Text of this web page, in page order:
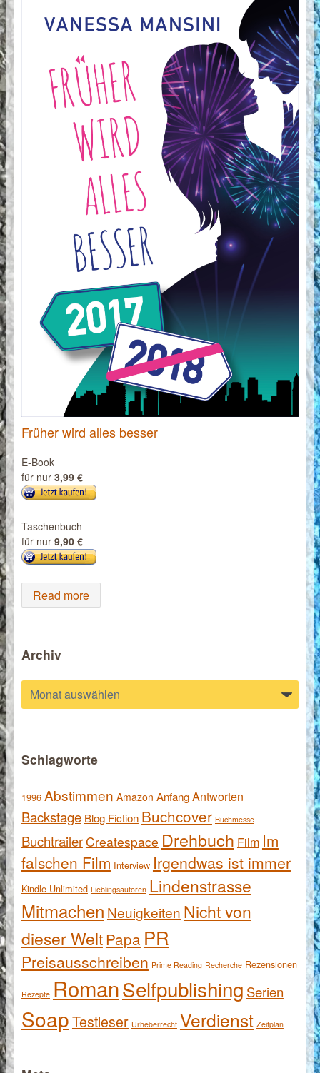
Früher wird alles besser
E-Book
für nur 3,99 €
Taschenbuch
für nur 9,90 €
Read more
Archiv
Archiv
Schlagworte
1996 Abstimmen Amazon AnfangAntworten
Backstage Blog Fiction Buchcover Buchmesse
BuchtrailerCreatespace Drehbuch Film Im
falschen Film Interview Irgendwas ist immer
Kindle Unlimited Lieblingsautoren Lindenstrasse
Mitmachen Neuigkeiten Nicht von
dieser WeltPapa PR
Preisausschreiben Prime Reading Recherche Rezensionen
Rezepte RomanSelfpublishing Serien
SoapTestleser Urheberrecht Verdienst Zeitplan